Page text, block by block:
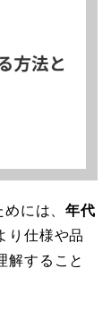
めには、年代
り仕様や品
解すること